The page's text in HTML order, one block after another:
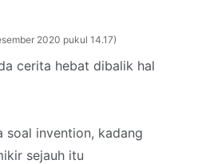
2020 pukul 14.17
cerita hebat dibalik hal
soal invention, kadang
sejauh itu